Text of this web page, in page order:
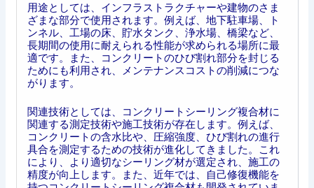
用途としては、インフラストラクチャーや建物のさま
ざまな部分で使用されます。例えば、地下駐車場、ト
ンネル、工場の床、貯水タンク、浄水場、橋梁など、
長期間の使用に耐えられる性能が求められる場所に最
適です。また、コンクリートのひび割れ部分を封じる
ためにも利用され、メンテナンスコストの削減につな
がります。
関連技術としては、コンクリートシーリング複合材に
関連する測定技術や施工技術が存在します。例えば、
コンクリートの含水比や、圧縮強度、ひび割れの進行
具合を測定するための技術が進化してきました。これ
により、より適切なシーリング材が選定され、施工の
精度が向上します。また、近年では、自己修復機能を